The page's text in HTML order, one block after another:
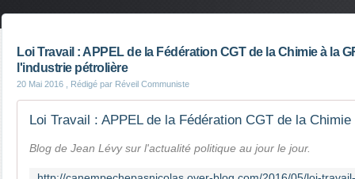
Loi Travail : APPEL de la Fédération CGT de la Chimie à la
l'industrie pétrolière
20 Mai 2016 , Rédigé par Réveil Communiste
Blog de Jean Lévy sur l'actualité politique au jour le jour.